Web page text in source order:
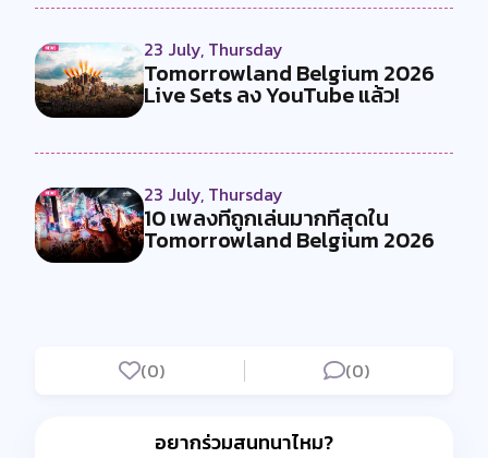
23 July, Thursday
Tomorrowland Belgium 2026
Live Sets ลง YouTube แล้ว!
23 July, Thursday
10 เพลงที่ถูกเล่นมากที่สุดใน
Tomorrowland Belgium 2026
(0) (0)
อยากร่วมสนทนาไหม?